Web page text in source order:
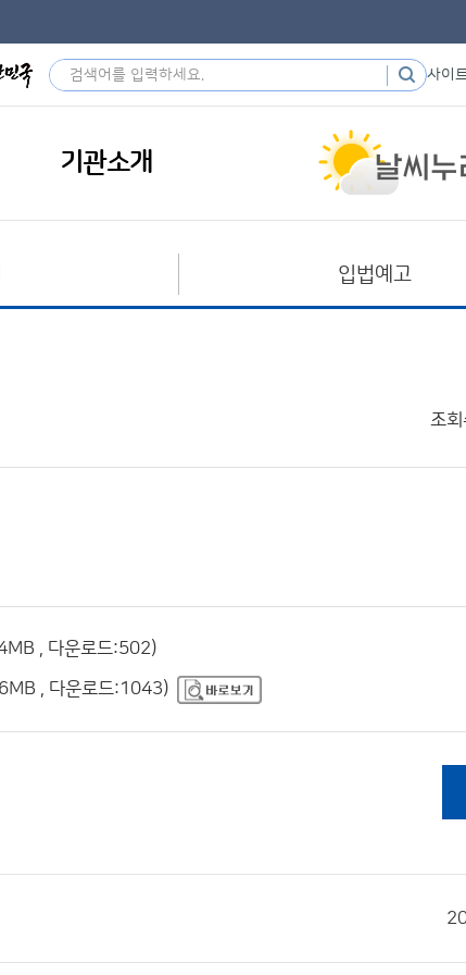
사이
기관소개
입법예고
조회
, 다운로드:502)
, 다운로드:1043)